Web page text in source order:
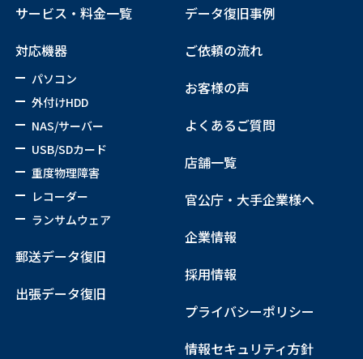
サービス・料金一覧
対応機器
パソコン
外付けHDD
NAS/サーバー
USB/SDカード
重度物理障害
レコーダー
ランサムウェア
郵送データ復旧
出張データ復旧
データ復旧事例
ご依頼の流れ
お客様の声
よくあるご質問
店舗一覧
官公庁・大手企業様へ
企業情報
採用情報
プライバシーポリシー
情報セキュリティ方針